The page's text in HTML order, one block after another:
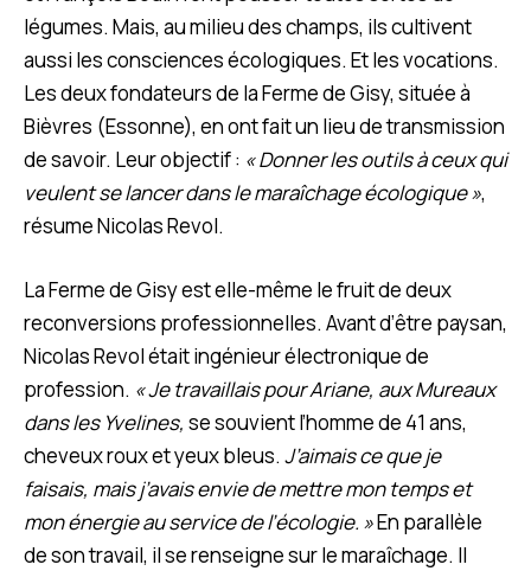
légumes. Mais, au milieu des champs, ils cultivent
aussi les consciences écologiques. Et les vocations.
Les deux fondateurs de la Ferme de Gisy, située à
Bièvres (Essonne), en ont fait un lieu de transmission
de savoir. Leur objectif : « Donner les outils à ceux qui
veulent se lancer dans le maraîchage écologique »,
résume Nicolas Revol.
La Ferme de Gisy est elle-même le fruit de deux
reconversions professionnelles. Avant d’être paysan,
Nicolas Revol était ingénieur électronique de
profession. « Je travaillais pour Ariane, aux Mureaux
dans les Yvelines, se souvient l’hommede 41 ans,
cheveux roux et yeux bleus. J’aimais ce que je
faisais, mais j’avais envie de mettre mon temps et
mon énergie au service de l’écologie. »En parallèle
de son travail, il se renseigne sur le maraîchage. Il